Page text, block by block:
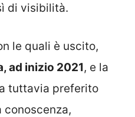
di visibilità.
le quali è uscito,
ad inizio 2021, e la
tuttavia preferito
conoscenza,